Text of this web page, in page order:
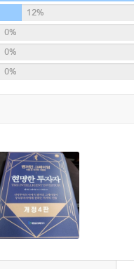
12%
0%
0%
0%